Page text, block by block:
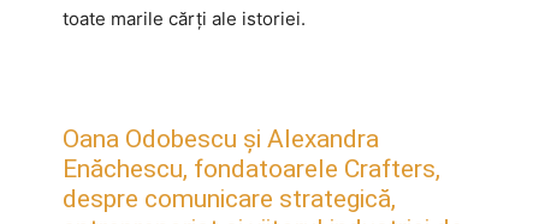
toate marile cărți ale istoriei.
Oana Odobescu și Alexandra
Enăchescu, fondatoarele Crafters,
despre comunicare strategică,